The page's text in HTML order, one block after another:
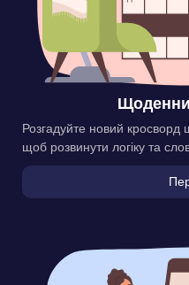
Розгадуйте новий кросворд
щоб розвинути логіку та